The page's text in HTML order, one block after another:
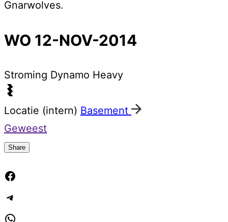
Gnarwolves.
WO 12-NOV-2014
Stroming Dynamo Heavy
Locatie (intern) Basement
Geweest
Share